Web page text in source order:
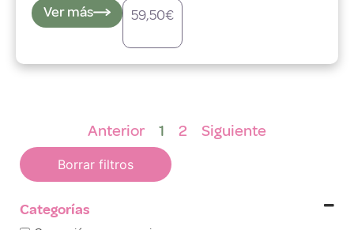
Borrar filtros
Categorías
Ver más 59,50€
Anterior 1 2 Siguiente